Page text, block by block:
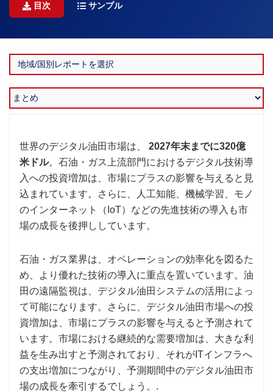
目次 サンプル
世界のデジタル油田市場は、 2027年末までに320億
米ドル。石油・ガス上流部門におけるデジタル技術導
入への投資増加は、市場にプラスの影響を与えると見
込まれています。さらに、人工知能、機械学習、モノ
のインターネット（IoT）などの先進技術の導入も市
場の成長を後押ししています。
石油・ガス業界は、オペレーションの効率化を図るた
め、より優れた技術の導入に重点を置いています。油
田の遠隔監視は、デジタル油田システムの活用によっ
て可能になります。さらに、デジタル油田市場への投
資増加は、市場にプラスの影響を与えると予測されて
います。市場における継続的な需要増加は、大きな利
益を生み出すと予測されており、それがITインフラへ
の支出増加につながり、予測期間中のデジタル油田市
場の成長を牽引するでしょう。.